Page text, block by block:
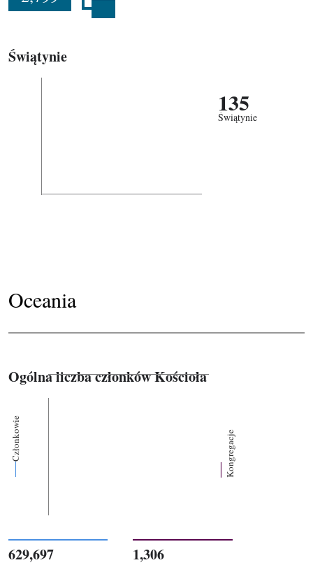
Świątynie
135
Świątynie
Oceania
Ogólna liczba członków Kościoła
Członkowie Kongregacje
629,697 1,306